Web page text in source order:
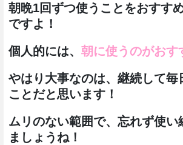
朝晩1回ずつ使うことをおすす
ですよ！
個人的には、 朝に使うのがおす
やはり大事なのは、継続して毎
ことだと思います！
ムリのない範囲で、忘れず使い
ましょうね！